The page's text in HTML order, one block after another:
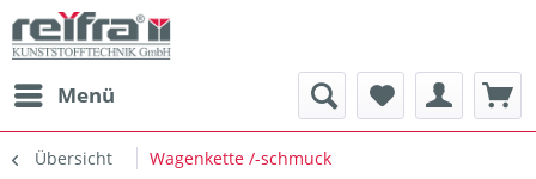
Menü
Übersicht Wagenkette /-schmuck